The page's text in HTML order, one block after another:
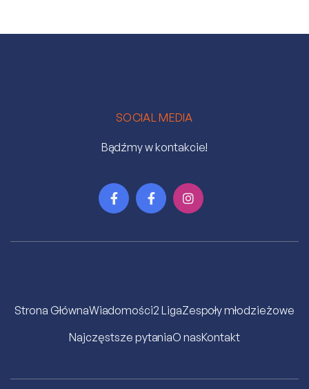
SOCIAL MEDIA
Bądźmy w kontakcie!
  
Strona GłównaWiadomości2 LigaZespoły młodzieżowe
Najczęstsze pytaniaO nasKontakt